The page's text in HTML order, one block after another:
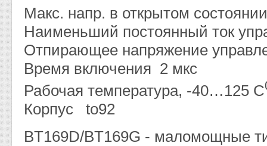
Макс. напр. в открытом
Наименьший постоянный ток
Отпирающее напряжение
Время включения 2 мкс
Рабочая температура, -40…125 С
Корпус to92
BT169D/BT169G - маломощные